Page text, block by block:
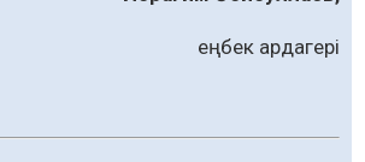
еңбек ардагері